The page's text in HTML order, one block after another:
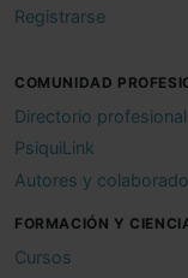
Registrarse
COMUNIDAD
Directorio profesional
PsiquiLink
Autores y
FORMACIÓN Y
Cursos